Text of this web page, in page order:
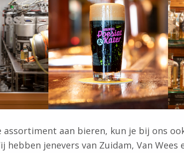
assortiment aan bieren, kun je bij ons
hebben jenevers van Zuidam, Van Wees